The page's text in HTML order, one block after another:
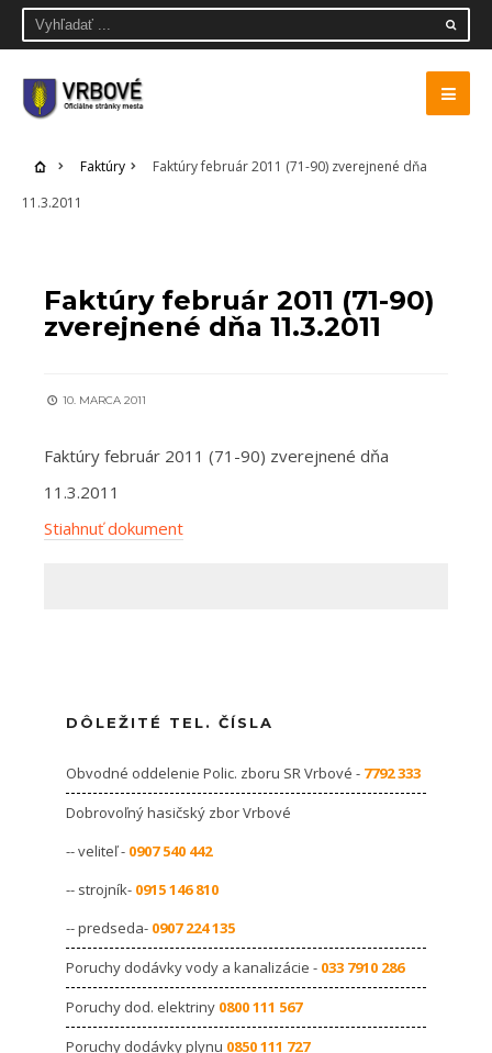
Faktúry
Faktúry február 2011 (71-90) zverejnené dňa
11.3.2011
Faktúry február 2011 (71-90)
zverejnené dňa 11.3.2011
10. MARCA 2011
Faktúry február 2011 (71-90) zverejnené dňa
11.3.2011
Stiahnuť dokument
DÔLEŽITÉ TEL. ČÍSLA
Obvodné oddelenie Polic. zboru SR Vrbové - 7792 333
Dobrovoľný hasičský zbor Vrbové
-- veliteľ - 0907 540 442
-- strojník- 0915 146 810
-- predseda- 0907 224 135
Poruchy dodávky vody a kanalizácie - 033 7910 286
Poruchy dod. elektriny 0800 111 567
Poruchy dodávky plynu 0850 111 727